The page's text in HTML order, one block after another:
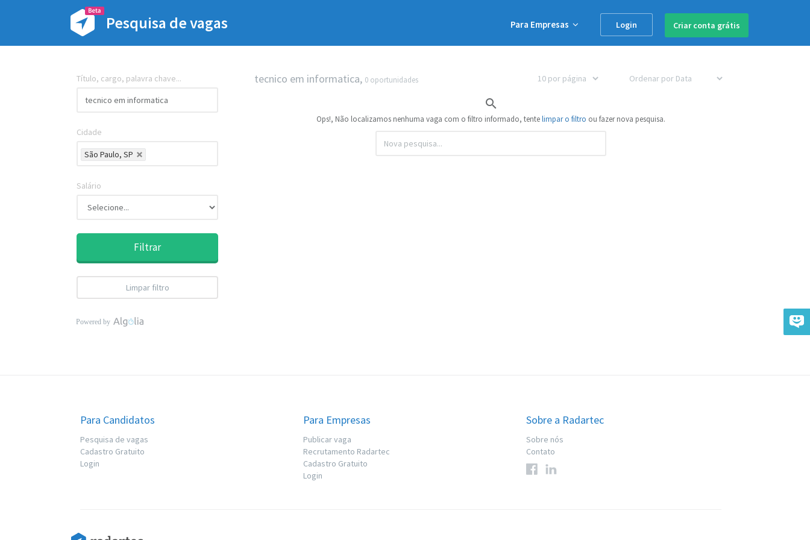
Pesquisa de vagas Para Empresas Login Criar conta grátis
Título, cargo, palavra chave...
Cidade
São Paulo, SP
Salário
Filtrar
Limpar filtro
tecnico em informatica, 0 oportunidades

Ops!, Não localizamos nenhuma vaga com o filtro informado, tentelimpar o filtro ou fazer nova pesquisa.
Para Candidatos
Pesquisa de vagas
Cadastro Gratuito
Login
Para Empresas
Publicar vaga
Recrutamento Radartec
Cadastro Gratuito
Login
Sobre a Radartec
Sobre nós
Contato